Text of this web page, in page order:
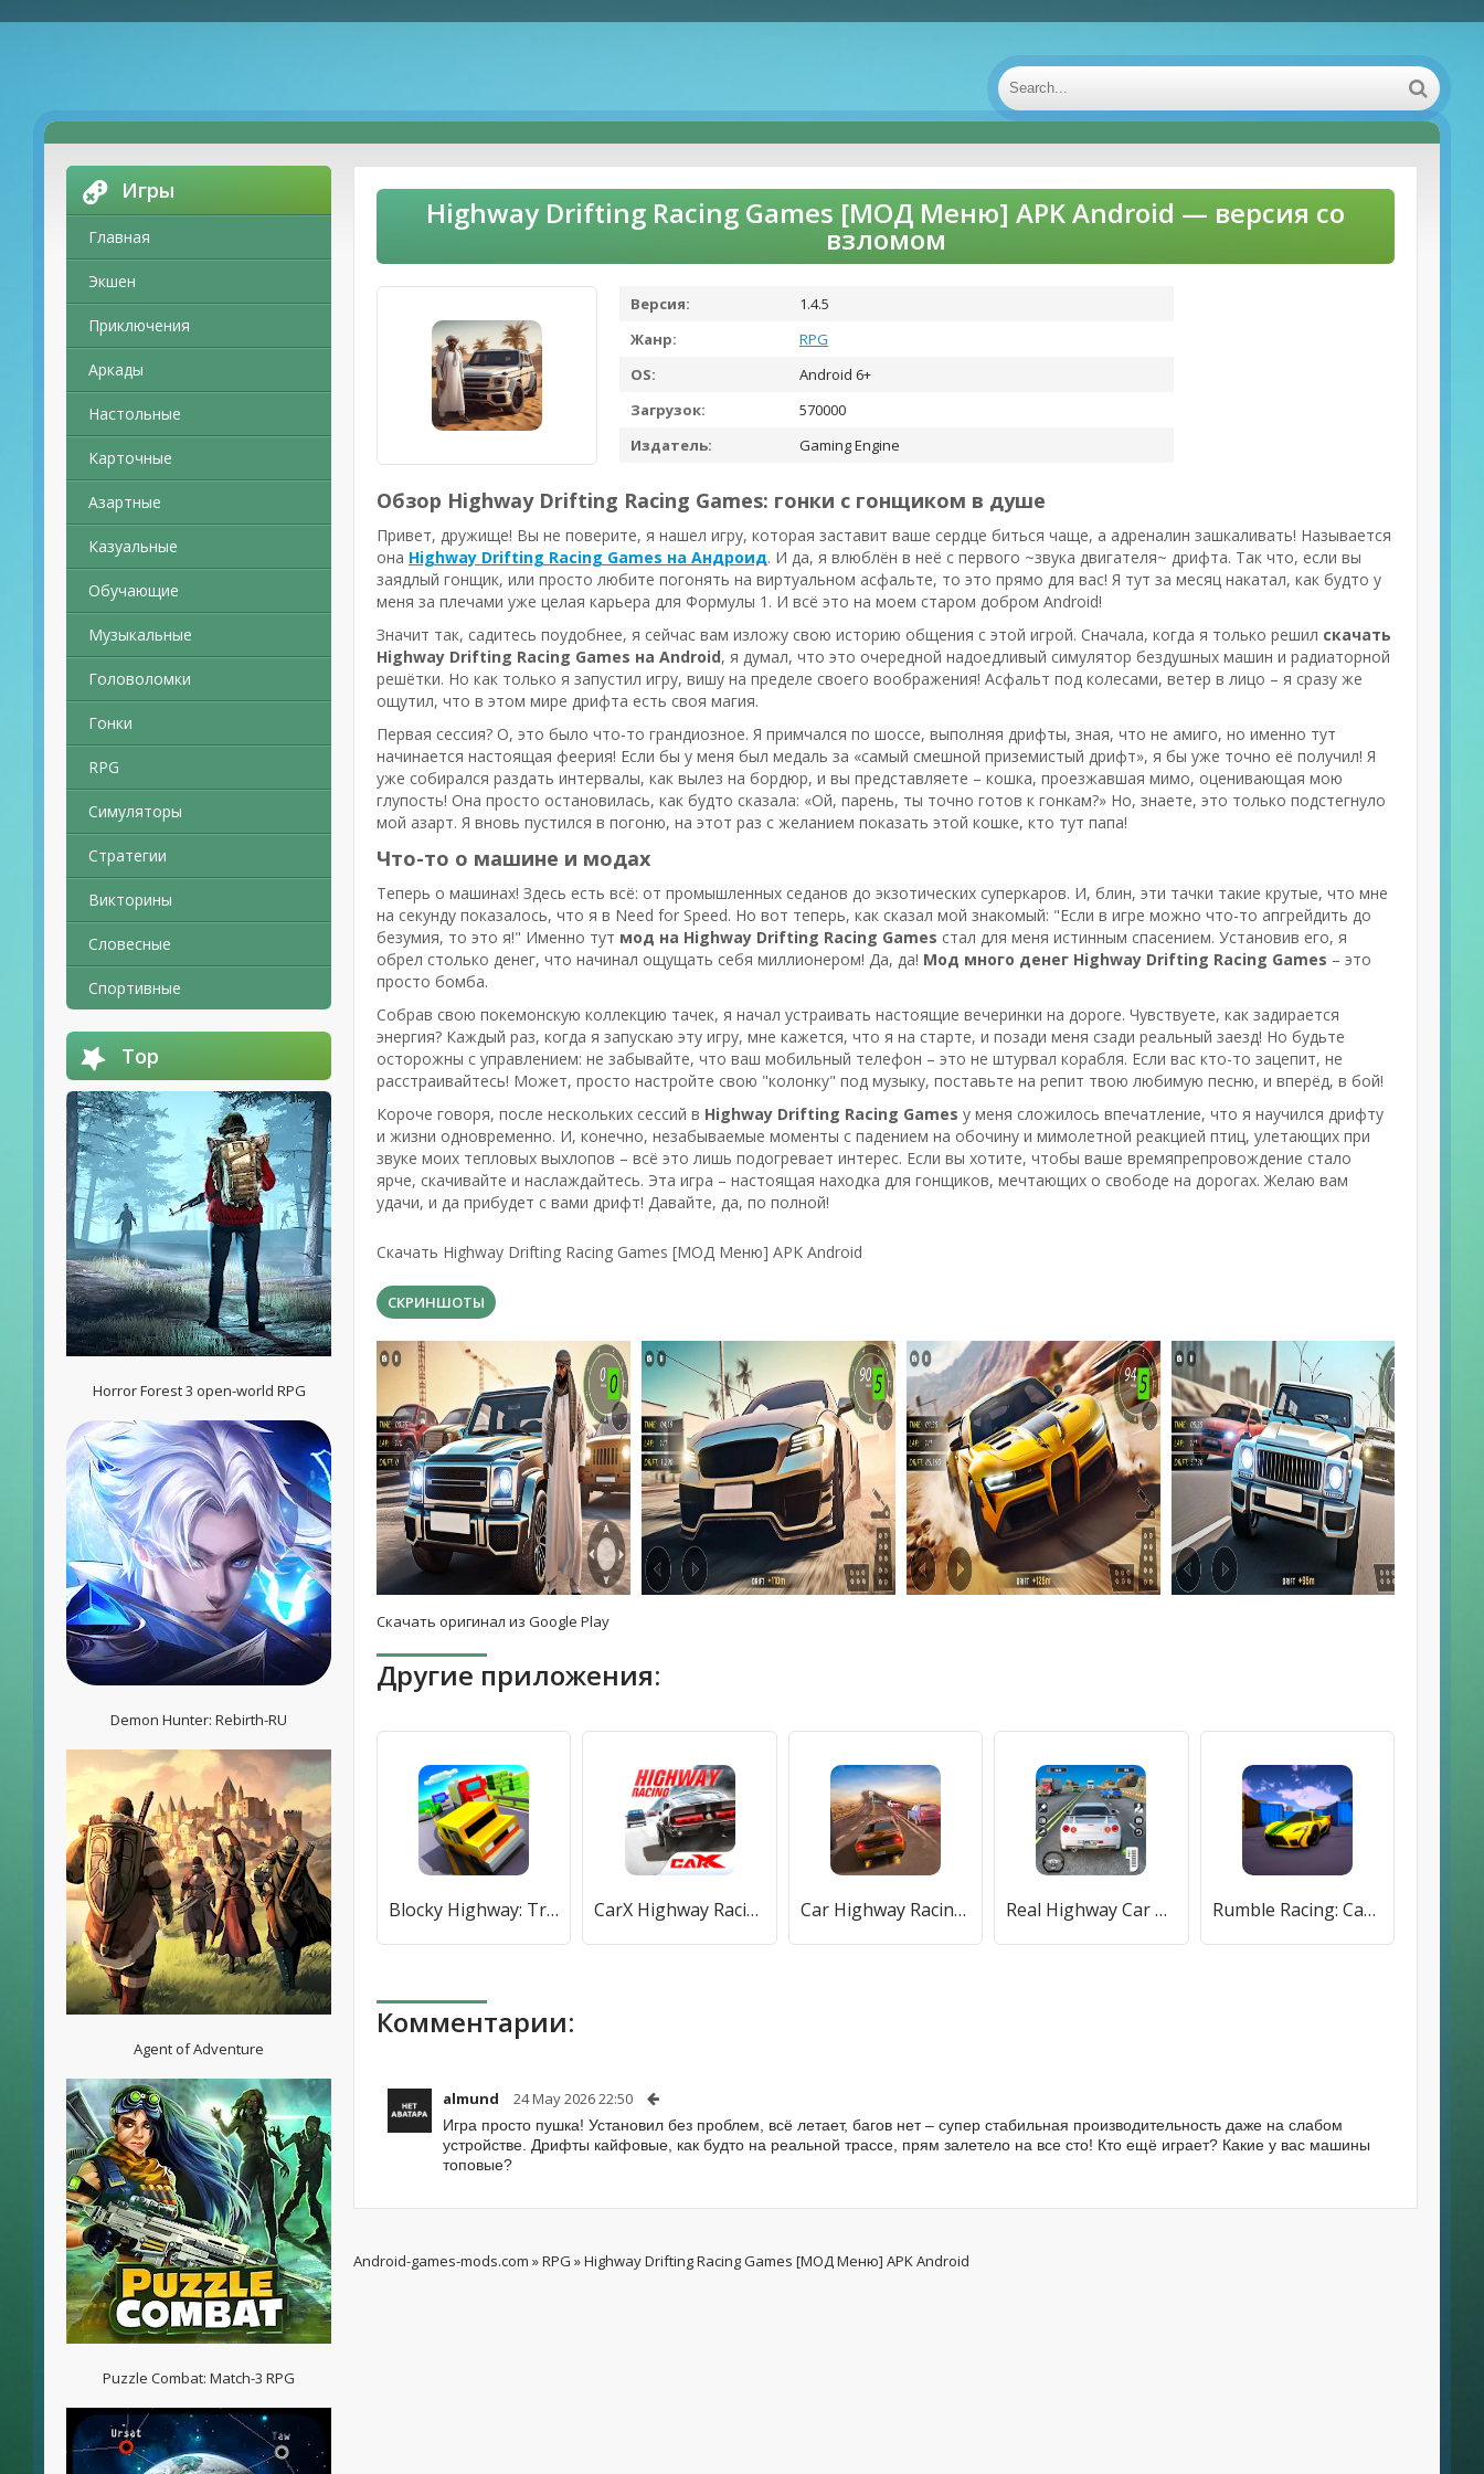
Игры
Главная
Экшен
Приключения
Аркады
Настольные
Карточные
Азартные
Казуальные
Обучающие
Музыкальные
Головоломки
Гонки
RPG
Симуляторы
Стратегии
Викторины
Словесные
Спортивные
Top
Horror Forest 3 open-world RPG
Demon Hunter: Rebirth-RU
Agent of Adventure
Puzzle Combat: Match-3 RPG
Highway Drifting Racing Games [МОД Меню] APK Android — версия со
взломом
Версия:
1.4.5
Жанр:
RPG
OS:
Android 6+
Загрузок:
570000
Издатель:
Gaming Engine
Обзор Highway Drifting Racing Games: гонки с гонщиком в душе
Привет, дружище! Вы не поверите, я нашел игру, которая заставит ваше сердце биться чаще, а адреналин зашкаливать! Называется
она Highway Drifting Racing Games на Андроид. И да, я влюблён в неё с первого ~звука двигателя~ дрифта. Так что, если вы
заядлый гонщик, или просто любите погонять на виртуальном асфальте, то это прямо для вас! Я тут за месяц накатал, как будто у
меня за плечами уже целая карьера для Формулы 1. И всё это на моем старом добром Android!
Значит так, садитесь поудобнее, я сейчас вам изложу свою историю общения с этой игрой. Сначала, когда я только решил скачать
Highway Drifting Racing Games на Android, я думал, что это очередной надоедливый симулятор бездушных машин и радиаторной
решётки. Но как только я запустил игру, вишу на пределе своего воображения! Асфальт под колесами, ветер в лицо – я сразу же
ощутил, что в этом мире дрифта есть своя магия.
Первая сессия? О, это было что-то грандиозное. Я примчался по шоссе, выполняя дрифты, зная, что не амиго, но именно тут
начинается настоящая феерия! Если бы у меня был медаль за «самый смешной приземистый дрифт», я бы уже точно её получил! Я
уже собирался раздать интервалы, как вылез на бордюр, и вы представляете – кошка, проезжавшая мимо, оценивающая мою
глупость! Она просто остановилась, как будто сказала: «Ой, парень, ты точно готов к гонкам?» Но, знаете, это только подстегнуло
мой азарт. Я вновь пустился в погоню, на этот раз с желанием показать этой кошке, кто тут папа!
Что-то о машине и модах
Теперь о машинах! Здесь есть всё: от промышленных седанов до экзотических суперкаров. И, блин, эти тачки такие крутые, что мне
на секунду показалось, что я в Need for Speed. Но вот теперь, как сказал мой знакомый: "Если в игре можно что-то апгрейдить до
безумия, то это я!" Именно тут мод на Highway Drifting Racing Games стал для меня истинным спасением. Установив его, я
обрел столько денег, что начинал ощущать себя миллионером! Да, да! Мод много денег Highway Drifting Racing Games – это
просто бомба.
Собрав свою покемонскую коллекцию тачек, я начал устраивать настоящие вечеринки на дороге. Чувствуете, как задирается
энергия? Каждый раз, когда я запускаю эту игру, мне кажется, что я на старте, и позади меня сзади реальный заезд! Но будьте
осторожны с управлением: не забывайте, что ваш мобильный телефон – это не штурвал корабля. Если вас кто-то зацепит, не
расстраивайтесь! Может, просто настройте свою "колонку" под музыку, поставьте на репит твою любимую песню, и вперёд, в бой!
Короче говоря, после нескольких сессий в Highway Drifting Racing Games у меня сложилось впечатление, что я научился дрифту
и жизни одновременно. И, конечно, незабываемые моменты с падением на обочину и мимолетной реакцией птиц, улетающих при
звуке моих тепловых выхлопов – всё это лишь подогревает интерес. Если вы хотите, чтобы ваше времяпрепровождение стало
ярче, скачивайте и наслаждайтесь. Эта игра – настоящая находка для гонщиков, мечтающих о свободе на дорогах. Желаю вам
удачи, и да прибудет с вами дрифт! Давайте, да, по полной!
Скачать Highway Drifting Racing Games [МОД Меню] APK Android
СКРИНШОТЫ
Скачать оригинал из Google Play
Другие приложения:
Blocky Highway: Traffic Racing (Блоки Хайвей) [МОД Много денег] APK Android CarX Highway Racing (КарХ Хайвей Рейсинг) [МОД Бесконечные монеты] APK Android Car Highway Racing for Speed (Трафик Рейсер Трафик игры) [МОД Бесконечные монеты] APK Android Real Highway Car Racing Games [МОД Меню] APK Android Rumble Racing: Car Drifting (Рамбл Рейсерс) [МОД Все открыто] APK Android
Комментарии:
almund 24 May 2026 22:50
Игра просто пушка! Установил без проблем, всё летает, багов нет – супер стабильная производительность даже на слабом
устройстве. Дрифты кайфовые, как будто на реальной трассе, прям залетело на все сто! Кто ещё играет? Какие у вас машины
топовые?
Android-games-mods.com »RPG » Highway Drifting Racing Games [МОД Меню] APK Android